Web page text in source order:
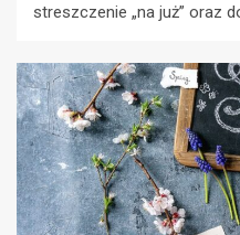
streszczenie „na już” oraz